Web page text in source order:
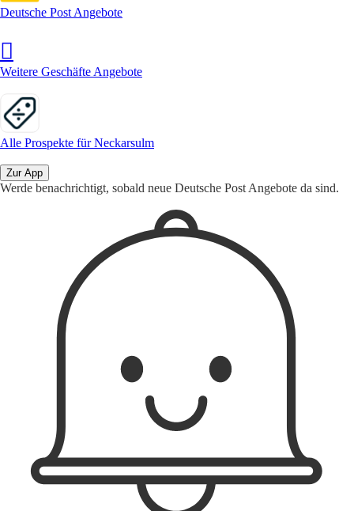
Deutsche Post Angebote
Weitere Geschäfte Angebote
Alle Prospekte für Neckarsulm
Zur App
Werde benachrichtigt, sobald neue Deutsche Post Angebote da sind.